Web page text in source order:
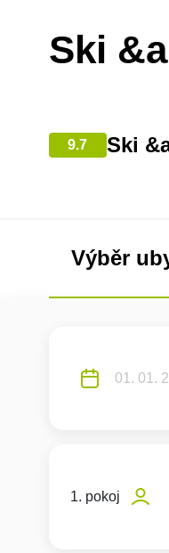
Ski
9.7 Ski
Výběr
1. pokoj